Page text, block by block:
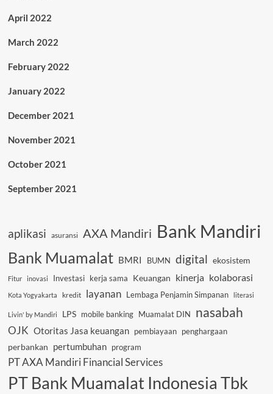
April 2022
March 2022
February 2022
January 2022
December 2021
November 2021
October 2021
September 2021
aplikasi asuransi AXA Mandiri Bank Mandiri
Bank Muamalat BMRI BUMN digital ekosistem
Fitur inovasi Investasi kerja sama Keuangan kinerja kolaborasi
Kota Yogyakarta kredit layanan Lembaga Penjamin Simpanan literasi
Livin' by Mandiri LPS mobile banking Muamalat DIN nasabah
OJK Otoritas Jasa keuangan pembiayaan penghargaan
perbankan pertumbuhan program
PT AXA Mandiri Financial Services
PT Bank Muamalat Indonesia Tbk